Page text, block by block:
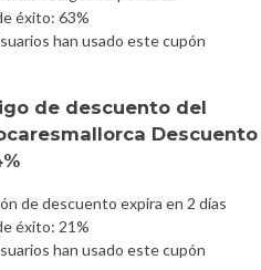
éxito: 63%
han usado este cupón
de descuento del
Descuento
de descuento expira en 2 días
éxito: 21%
han usado este cupón